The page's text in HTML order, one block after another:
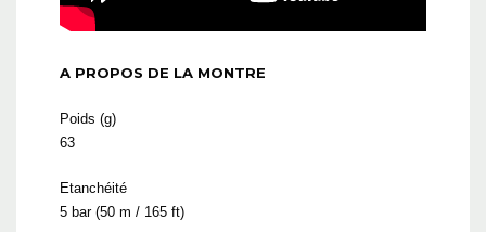
A PROPOS DE LA MONTRE
Poids (g)
63
Etanchéité
5 bar (50 m / 165 ft)